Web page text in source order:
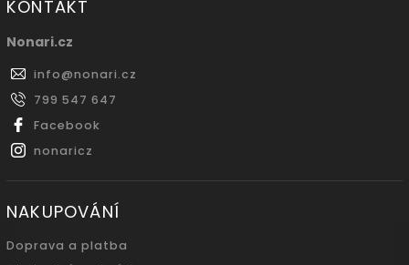
KONTAKT
Nonari.cz
info@nonari.cz
799 547 647
Facebook
nonaricz
NAKUPOVÁNÍ
Doprava a platba